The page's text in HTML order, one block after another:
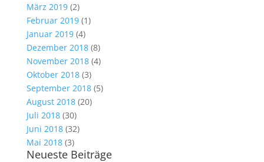
März 2019(2)
Februar 2019(1)
Januar 2019(4)
Dezember 2018(8)
November 2018(4)
Oktober 2018(3)
September 2018(5)
August 2018(20)
Juli 2018(30)
Juni 2018(32)
Mai 2018(3)
Neueste Beiträge